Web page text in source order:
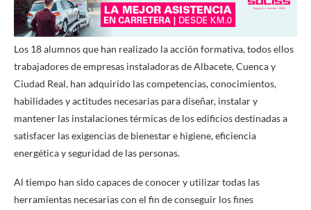
Los 18 alumnos que han realizado la acción formativa, todos ellos
trabajadores de empresas instaladoras de Albacete, Cuenca y
Ciudad Real, han adquirido las competencias, conocimientos,
habilidades y actitudes necesarias para diseñar, instalar y
mantener las instalaciones térmicas de los edificios destinadas a
satisfacer las exigencias de bienestar e higiene, eficiencia
energética y seguridad de las personas.
Al tiempo han sido capaces de conocer y utilizar todas las
herramientas necesarias con el fin de conseguir los fines